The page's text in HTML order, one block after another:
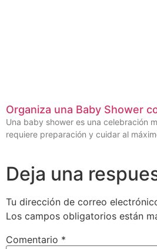
Organiza una Baby Shower
Una baby shower es una celebración
requiere preparación y cuidar al
Deja una
Tu dirección de correo
Los campos obligatorios están
Comentario *